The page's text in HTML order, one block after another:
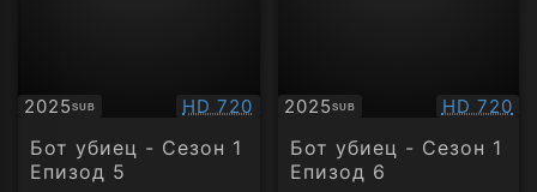
2025SUB
Субтитри Качество:
HD 720
Бот убиец - Сезон 1
Епизод 5
2025SUB
Субтитри HD 720
Бот убиец - Сезон 1
Епизод 6